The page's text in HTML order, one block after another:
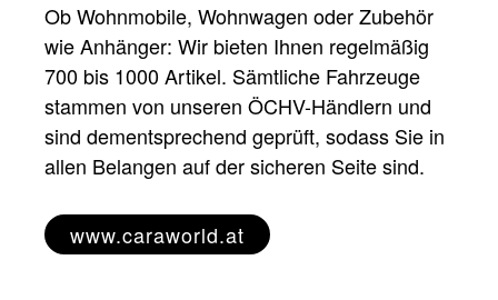
Ob Wohnmobile, Wohnwagen oder Zubehör
wie Anhänger: Wir bieten Ihnen regelmäßig
700 bis 1000 Artikel. Sämtliche Fahrzeuge
stammen von unseren ÖCHV-Händlern und
sind dementsprechend geprüft, sodass Sie in
allen Belangen auf der sicheren Seite sind.
www.caraworld.at